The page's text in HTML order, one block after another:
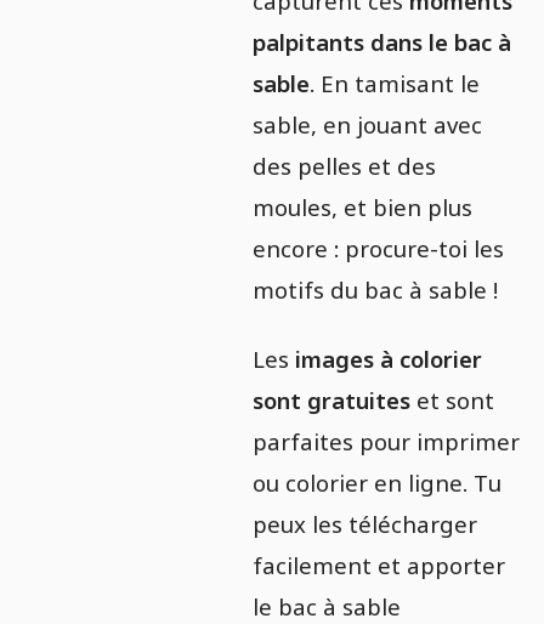
palpitants dans le bac à
sable. En tamisant le
sable, en jouant avec
des pelles et des
moules, et bien plus
encore : procure-toi les
motifs du bac à sable !
Les images à colorier
sont gratuiteset sont
parfaites pour imprimer
ou colorier en ligne. Tu
peux les télécharger
facilement et apporter
le bac à sable